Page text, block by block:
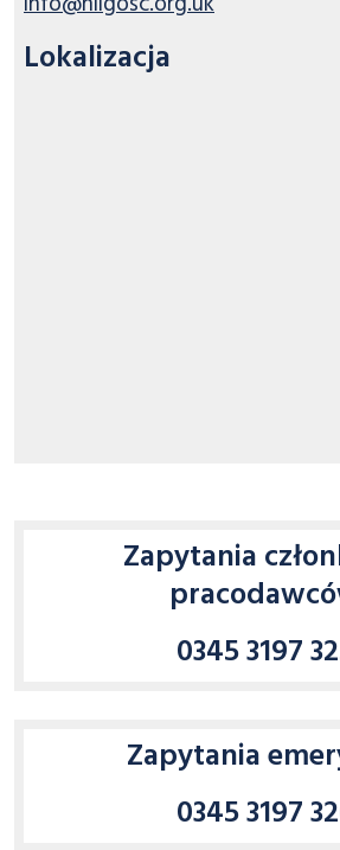
Lokalizacja
Contact numbers
Zapytania
0345 3197
Zapytania
0345 3197